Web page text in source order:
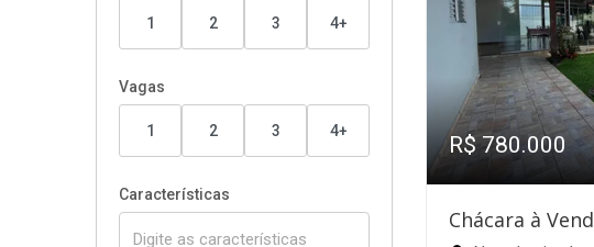
1 2 3 4+
Vagas
1 2 3 4+
Características
R$ 780.000
Chácara à